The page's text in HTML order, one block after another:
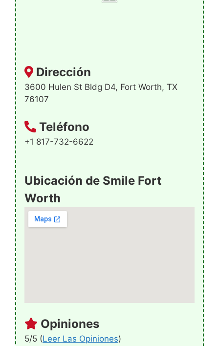
Dirección
3600 Hulen St Bldg D4, Fort Worth, TX
76107
Teléfono
+1 817-732-6622
Ubicación de Smile Fort
Worth
Opiniones
5/5 (Leer Las Opiniones)